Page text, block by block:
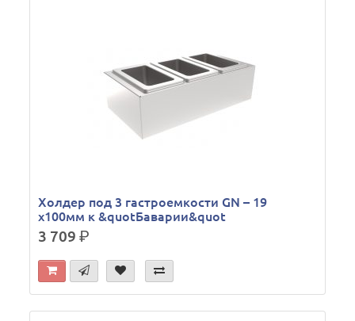
Холдер под 3 гастроемкости GN – 19
х100мм к &quotБаварии&quot
3 709р.